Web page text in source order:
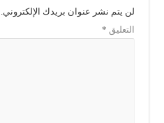
لن يتم نشر عنوان بريدك الإلكتروني.
التعليق *